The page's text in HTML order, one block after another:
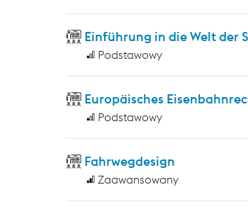
Einführung in die Welt der
Podstawowy
Europäisches
Podstawowy
Fahrwegdesign
Zaawansowany